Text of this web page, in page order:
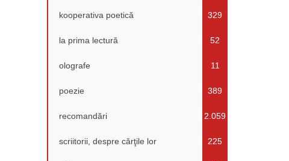
kooperativa poetică 329
la prima lectură 52
olografe 11
poezie 389
recomandări 2.059
scriitorii, despre cărţile lor 225